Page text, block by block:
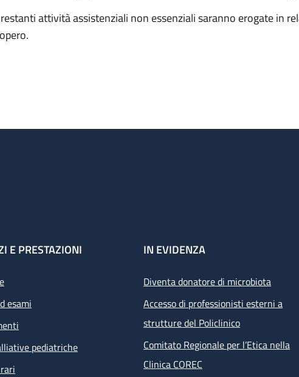
attività assistenziali non essenziali saranno erogate in
E PRESTAZIONI
esami
pediatriche
IN EVIDENZA
Diventa donatore di microbiota
Accesso di professionisti esterni a
strutture del Policlinico
Comitato Regionale per l’Etica nella
Clinica COREC